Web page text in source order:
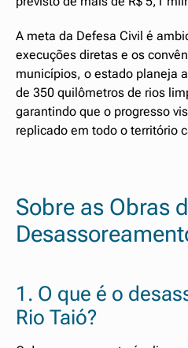
A meta da Defesa Civil é
execuções diretas e os
municípios, o estado planeja
de 350 quilômetros de rios
garantindo que o progresso
replicado em todo o território
Sobre as Obras
1. O que é o
Rio Taió?